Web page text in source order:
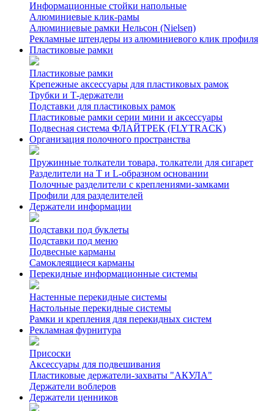
Информационные стойки напольные
Алюминиевые клик-рамы
Алюминиевые рамки Нельсон (Nielsen)
Рекламные штендеры из алюминиевого клик профиля
Пластиковые рамки
Пластиковые рамки
Крепежные аксессуары для пластиковых рамок
Трубки и Т-держатели
Подставки для пластиковых рамок
Пластиковые рамки серии мини и аксессуары
Подвесная система ФЛАЙТРЕК (FLYTRACK)
Организация полочного пространства
Пружинные толкатели товара, толкатели для сигарет
Разделители на Т и L-образном основании
Полочные разделители с креплениями-замками
Профили для разделителей
Держатели информации
Подставки под буклеты
Подставки под меню
Подвесные карманы
Самоклеящиеся карманы
Перекидные информационные системы
Настенные перекидные системы
Настольные перекидные системы
Рамки и крепления для перекидных систем
Рекламная фурнитура
Присоски
Аксессуары для подвешивания
Пластиковые держатели-захваты "АКУЛА"
Держатели воблеров
Держатели ценников